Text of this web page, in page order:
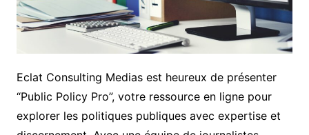
Eclat Consulting Medias est heureux de présenter
“Public Policy Pro”, votre ressource en ligne pour
explorer les politiques publiques avec expertise et